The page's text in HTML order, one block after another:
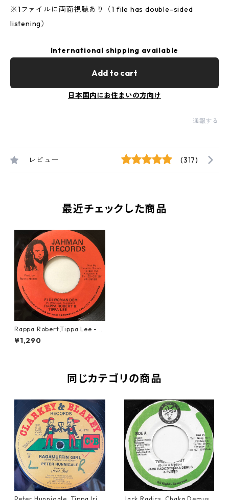
※1ファイルに両面視聴あり（1 file has double-sided
listening）
International shipping available
Add to cart
日本国内にお住まいの方向け
通報する
レビュー (317)
最近チェックした商品
Rappa Robert,Tippa Lee - Fi
Di Woman Dem【7-20534】
¥1,290
同じカテゴリの商品